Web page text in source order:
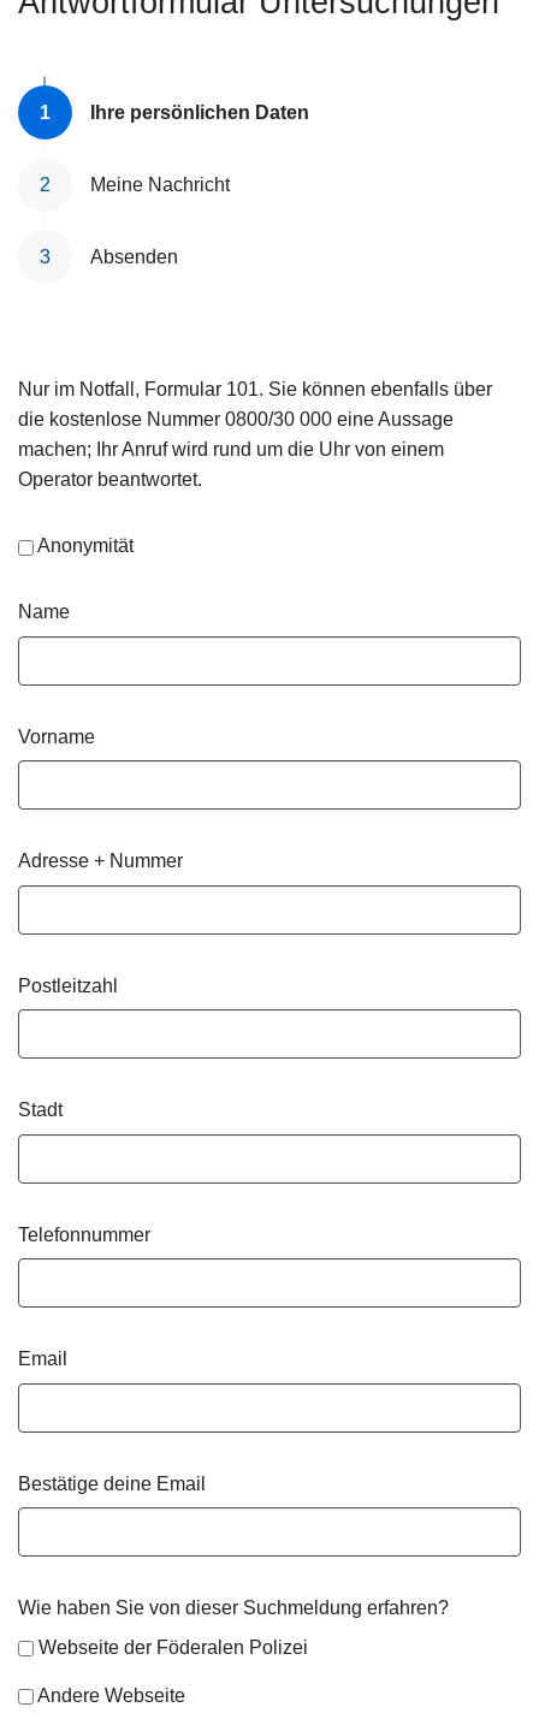
Ihre persönlichen Daten
Meine Nachricht
Absenden
Nur im Notfall, Formular 101. Sie können ebenfalls über
die kostenlose Nummer 0800/30 000 eine Aussage
machen; Ihr Anruf wird rund um die Uhr von einem
Operator beantwortet.
Anonymität
Name
Vorname
Adresse + Nummer
Postleitzahl
Stadt
Telefonnummer
Email
Bestätige deine Email
Wie haben Sie von dieser Suchmeldung erfahren?
Webseite der Föderalen Polizei
Andere Webseite